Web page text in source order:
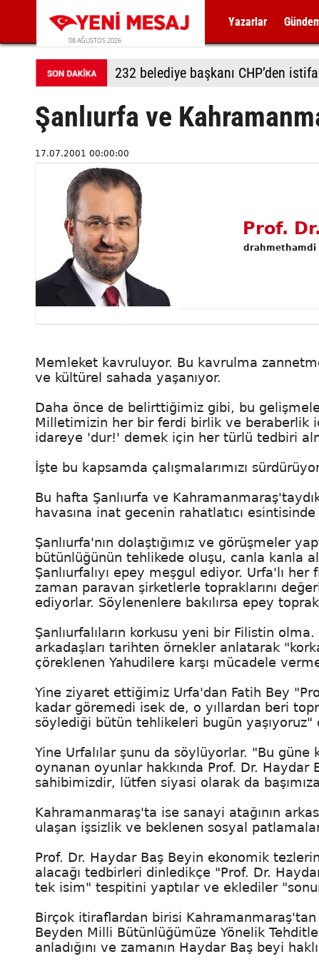
08 AĞUSTOS 2026
Yazarlar
232 belediye başkanı CHP’den
Şanlıurfa ve
17.07.2001 00:00:00
Prof.
drahmethamdi
Memleket kavruluyor. Bu kavrulma
ve kültürel sahada yaşanıyor.
Daha önce de belirttiğimiz gibi, bu
Milletimizin her bir ferdi birlik ve beraberlik
idareye 'dur!' demek için her türlü tedbiri
İşte bu kapsamda çalışmalarımızı
Bu hafta Şanlıurfa ve
havasına inat gecenin rahatlatıcı
Şanlıurfa'nın dolaştığımız ve görüşmeler
bütünlüğünün tehlikede oluşu, canla kanla
Şanlıurfalıyı epey meşgul ediyor. Urfa'lı
zaman paravan şirketlerle topraklarını
ediyorlar. Söylenenlere bakılırsa epey
Şanlıurfalıların korkusu yeni bir Filistin
arkadaşları tarihten örnekler anlatarak
çöreklenen Yahudilere karşı mücadele
Yine ziyaret ettiğimiz Urfa'dan Fatih Bey
kadar göremedi isek de, o yıllardan beri
söylediği bütün tehlikeleri bugün
Yine Urfalılar şunu da söylüyorlar. "Bu güne
oynanan oyunlar hakkında Prof. Dr.
sahibimizdir, lütfen siyasi olarak da
Kahramanmaraş'ta ise sanayi atağının
ulaşan işsizlik ve beklenen sosyal
Prof. Dr. Haydar Baş Beyin ekonomik
alacağı tedbirleri dinledikçe "Prof. Dr.
tek isim" tespitini yaptılar ve eklediler
Birçok itiraflardan birisi
Beyden Milli Bütünlüğümüze Yönelik
anladığını ve zamanın Haydar Baş beyi